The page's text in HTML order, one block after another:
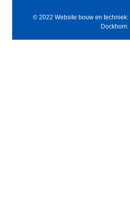
© 2022 Website bouw en techniek:
Dockhorn